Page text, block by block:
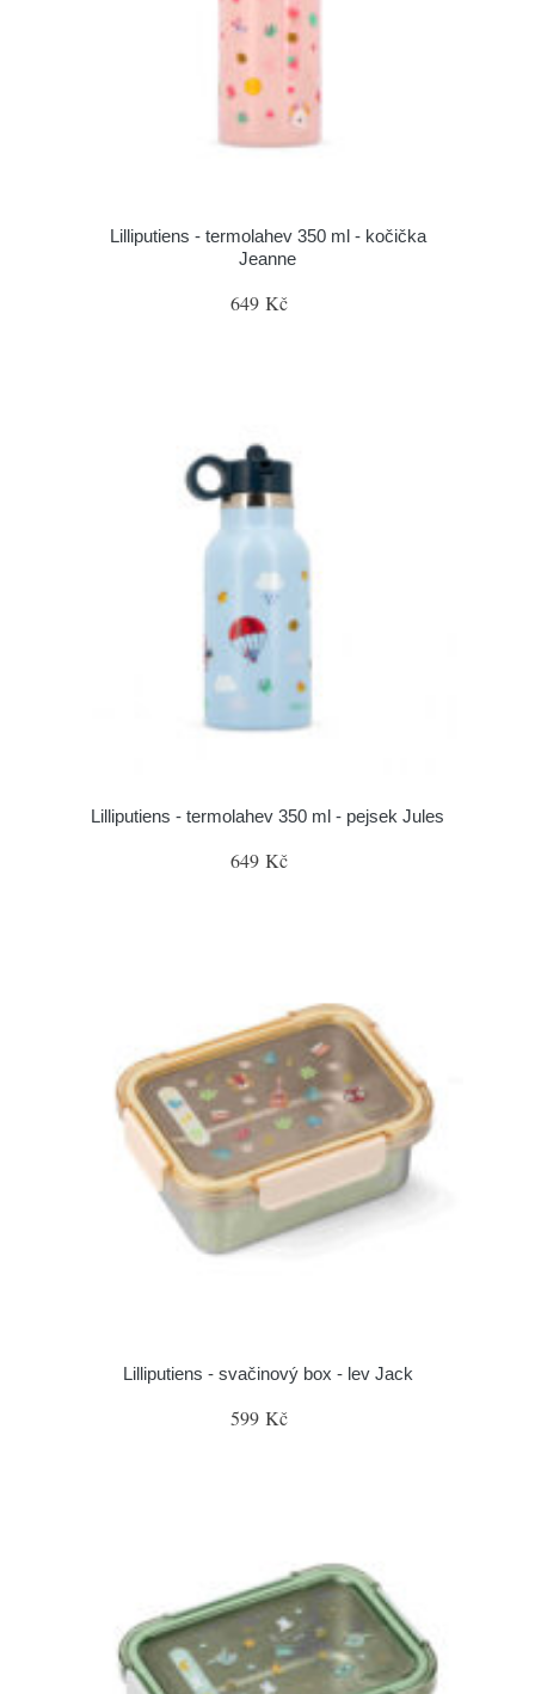
Lilliputiens - termolahev 350 ml - kočička
Jeanne
649 Kč
Lilliputiens - termolahev 350 ml - pejsek Jules
649 Kč
Lilliputiens - svačinový box - lev Jack
599 Kč